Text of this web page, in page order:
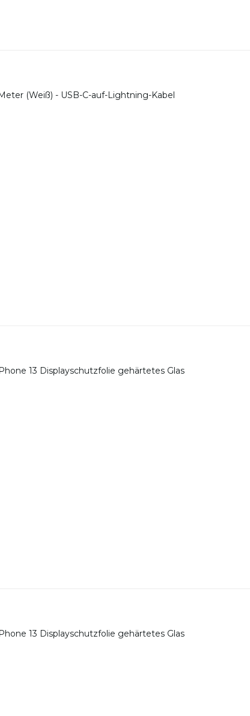
(Weiß) - USB-C-auf-Lightning-Kabel
13 Displayschutzfolie gehärtetes Glas
13 Displayschutzfolie gehärtetes Glas